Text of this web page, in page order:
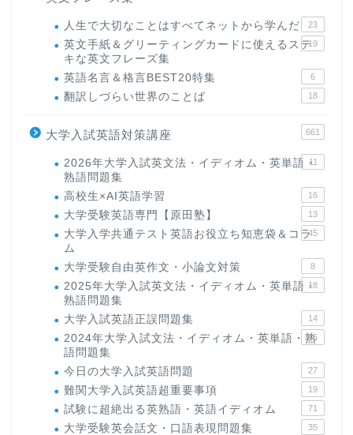
人生で大切なことはすべてネットから学んだ 23
英文手紙＆グリーティングカードに使えるステ
キな英文フレーズ集
19
英語名言＆格言BEST20特集 6
翻訳しづらい世界のことば 18
大学入試英語対策講座 661
2026年大学入試英文法・イディオム・英単語・
熟語問題集
11
高校生×AI英語学習 16
大学受験英語専門【原田塾】 13
大学入学共通テスト英語お役立ち知恵袋＆コラ
ム
45
大学受験自由英作文・小論文対策 8
2025年大学入試英文法・イディオム・英単語・
熟語問題集
18
大学入試英語正誤問題集 14
2024年大学入試文法・イディオム・英単語・熟
語問題集
15
今日の大学入試英語問題 27
難関大学入試英語超重要事項 19
試験に超絶出る英熟語・英語イディオム 71
大学受験英会話文・口語表現問題集 35